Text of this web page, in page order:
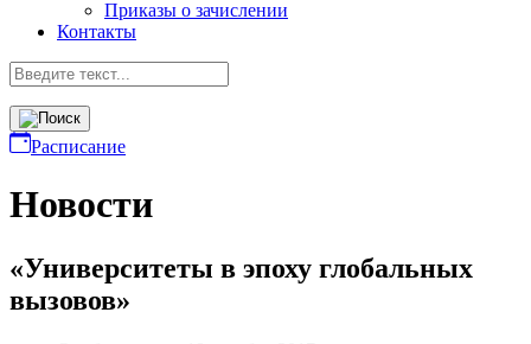
Приказы о зачислении
Контакты
Расписание
Новости
«Университеты в эпоху глобальных
вызовов»